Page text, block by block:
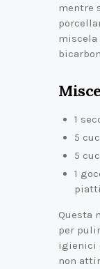
mentre
miscela
1
5
5
1
piatti
Questa
per
igienici
non